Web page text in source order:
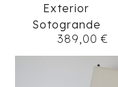
Exterior
Sotogrande
389,00€